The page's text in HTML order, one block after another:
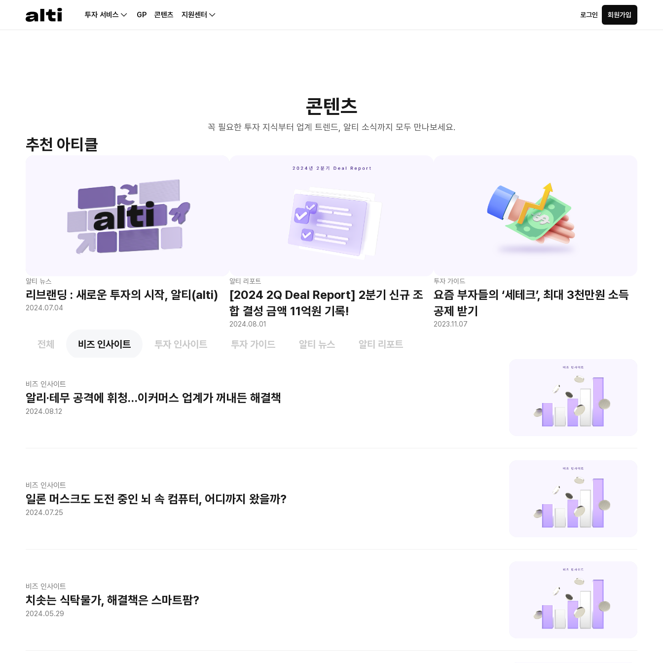
투자 서비스 GP 콘텐츠 지원센터 로그인 회원가입
콘텐츠
꼭 필요한 투자 지식부터 업계 트렌드, 알티 소식까지 모두 만나보세요.
추천 아티클
알티 뉴스
리브랜딩 : 새로운 투자의 시작, 알티(alti)
2024.07.04
알티 리포트
[2024 2Q Deal Report] 2분기 신규 조
합 결성 금액 11억원 기록!
2024.08.01
투자 가이드
요즘 부자들의 ‘세테크’, 최대 3천만원 소득
공제 받기
2023.11.07
전체 비즈 인사이트 투자 인사이트 투자 가이드 알티 뉴스 알티 리포트
비즈 인사이트
알리·테무 공격에 휘청…이커머스 업계가 꺼내든 해결책
2024.08.12
비즈 인사이트
일론 머스크도 도전 중인 뇌 속 컴퓨터, 어디까지 왔을까?
2024.07.25
비즈 인사이트
치솟는 식탁물가, 해결책은 스마트팜?
2024.05.29